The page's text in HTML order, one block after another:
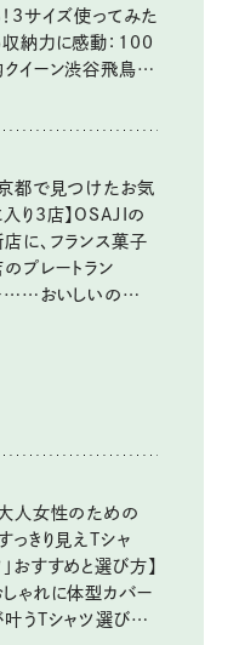
！3サイズ使ってみた
収納力に感動：100
クイーン渋谷飛鳥の
京都で見つけたお気
入り3店】OSAJIの
店に、フランス菓子
のプレートラン
……おいしいのんび
大人女性のための
すっきり見えTシャ
」おすすめと選び方】
しゃれに体型カバー
叶うTシャツ選びの